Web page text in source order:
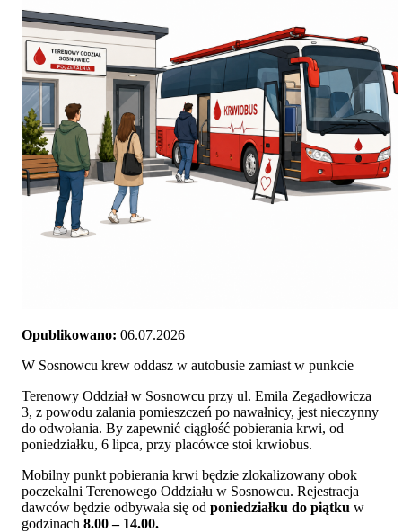
Opublikowano: 06.07.2026
W Sosnowcu krew oddasz w autobusie zamiast w punkcie
Terenowy Oddział w Sosnowcu przy ul. Emila Zegadłowicza
3, z powodu zalania pomieszczeń po nawałnicy, jest nieczynny
do odwołania. By zapewnić ciągłość pobierania krwi, od
poniedziałku, 6 lipca, przy placówce stoi krwiobus.
Mobilny punkt pobierania krwi będzie zlokalizowany obok
poczekalni Terenowego Oddziału w Sosnowcu. Rejestracja
dawców będzie odbywała się od poniedziałku do piątku w
godzinach 8.00 – 14.00.